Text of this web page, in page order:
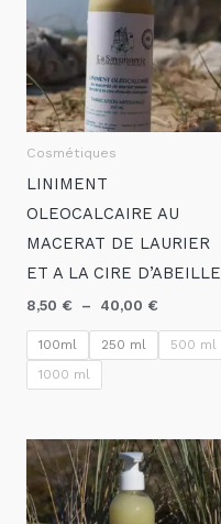
Cosmétiques
LINIMENT
OLEOCALCAIRE AU
MACERAT DE LAURIER
ET A LA CIRE D’ABEILLE
8,50 € – 40,00 €
40,00 €
100ml 250 ml
500 ml
1000 ml
Plage
de
prix :
5,50 €